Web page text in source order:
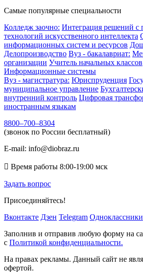
Самые популярные специальности
Колледж заочно: Интеграция решений с
технологий искусственного интеллекта
информационных систем и ресурсов
Делопроизводство Вуз - бакалавриат:
организации Учитель начальных классов
Информационные системы
Вуз - магистратура: Юриспруденция
муниципальное управление
внутренний контроль Цифровая
иностранным языкам
8800–700–8304
(звонок по России бесплатный)
E-mail: info@diobraz.ru
 Время работы 8:00-19:00 мск
Задать вопрос
Присоединяйтесь!
Вконтакте Дзен Telegram Одноклассники
Заполнив и отправив любую форму на
с Политикой конфиденциальности.
На правах рекламы. Данный сайт не
офертой.